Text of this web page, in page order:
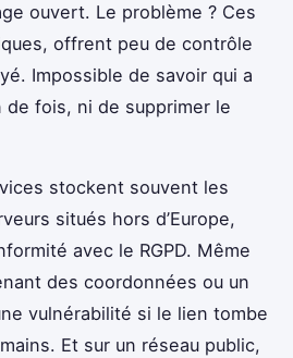
ouvert. Le problème ? Ces
offrent peu de contrôle
Impossible de savoir qui a
fois, ni de supprimer le
stockent souvent les
situés hors d’Europe,
avec le RGPD. Même
des coordonnées ou un
vulnérabilité si le lien tombe
Et sur un réseau public,